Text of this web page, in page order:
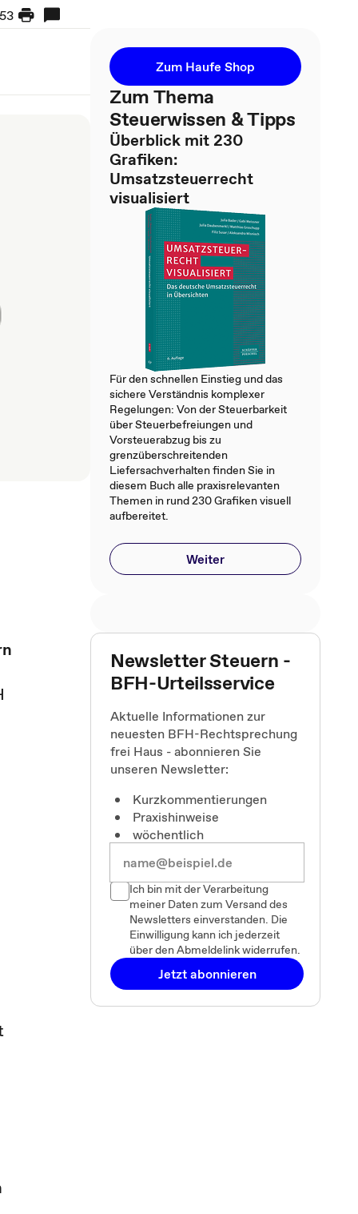
Zum Haufe Shop
Zum Thema
Steuerwissen & Tipps
Überblick mit 230
Grafiken:
Umsatzsteuerrecht
visualisiert
Für den schnellen Einstieg und das
sichere Verständnis komplexer
Regelungen: Von der Steuerbarkeit
über Steuerbefreiungen und
Vorsteuerabzug bis zu
grenzüberschreitenden
Liefersachverhalten finden Sie in
diesem Buch alle praxisrelevanten
Themen in rund 230 Grafiken visuell
aufbereitet.
Weiter
Newsletter Steuern -
BFH-Urteilsservice
Aktuelle Informationen zur
neuesten BFH-Rechtsprechung
frei Haus - abonnieren Sie
unseren Newsletter:
Kurzkommentierungen
Praxishinweise
wöchentlich
Ich bin mit der Verarbeitung
meiner Daten zum Versand des
Newsletters einverstanden. Die
Einwilligung kann ich jederzeit
über den Abmeldelink widerrufen.
Jetzt abonnieren